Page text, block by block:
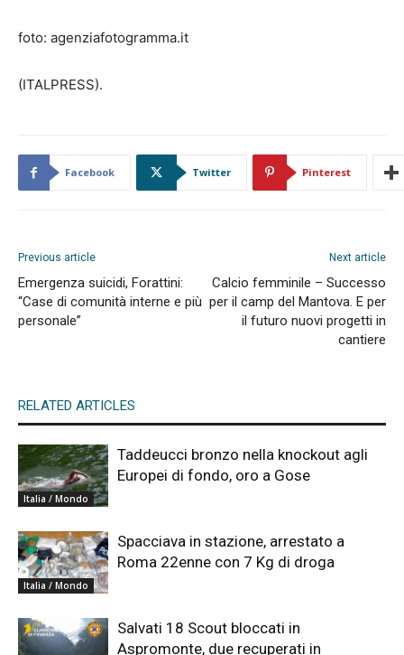
foto: agenziafotogramma.it
(ITALPRESS).
Facebook Twitter Pinterest
Previous article
Emergenza suicidi, Forattini:
“Case di comunità interne e più
personale”
Next article
Calcio femminile – Successo
per il camp del Mantova. E per
il futuro nuovi progetti in
cantiere
RELATED ARTICLES
Italia / Mondo
Taddeucci bronzo nella knockout agli
Europei di fondo, oro a Gose
Italia / Mondo
Spacciava in stazione, arrestato a
Roma 22enne con 7 Kg di droga
Salvati 18 Scout bloccati in
Aspromonte, due recuperati in